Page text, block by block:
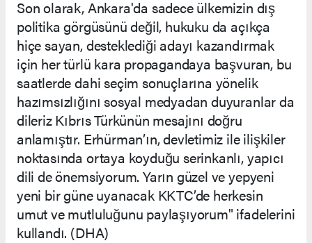
Son olarak, Ankara'da sadece ülkemizin dış
politika görgüsünü değil, hukuku da açıkça
hiçe sayan, desteklediği adayı kazandırmak
için her türlü kara propagandaya başvuran, bu
saatlerde dahi seçim sonuçlarına yönelik
hazımsızlığını sosyal medyadan duyuranlar da
dileriz Kıbrıs Türkünün mesajını doğru
anlamıştır. Erhürman’ın, devletimiz ile ilişkiler
noktasında ortaya koyduğu serinkanlı, yapıcı
dili de önemsiyorum. Yarın güzel ve yepyeni
yeni bir güne uyanacak KKTC’de herkesin
umut ve mutluluğunu paylaşıyorum" ifadelerini
kullandı. (DHA)